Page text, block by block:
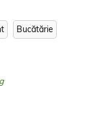
Bucătărie